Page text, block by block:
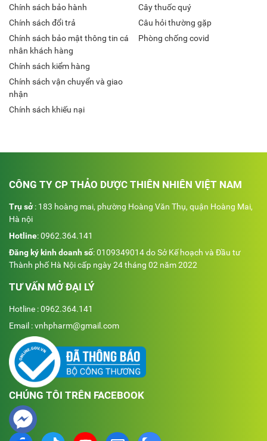
Chính sách bảo hành
Chính sách đổi trả
Chính sách bảo mật thông tin cá
nhân khách hàng
Chính sách kiểm hàng
Chính sách vận chuyển và giao
nhận
Chính sách khiếu nại
Cây thuốc quý
Câu hỏi thường gặp
Phòng chống covid
CÔNG TY CP THẢO DƯỢC THIÊN NHIÊN VIỆT NAM
Trụ sở: 183 hoàng mai, phường Hoàng Văn Thụ, quận Hoàng Mai,
Hà nội
Hotline:0962.364.141
Đăng ký kinh doanh số: 0109349014 do Sở Kế hoạch và Đầu tư
Thành phố Hà Nội cấp ngày 24 tháng 02 năm 2022
TƯ VẤN MỞ ĐẠI LÝ
Hotline : 0962.364.141
Email : vnhpharm@gmail.com
CHÚNG TÔI TRÊN FACEBOOK